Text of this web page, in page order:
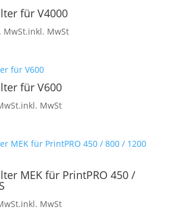
für V4000
MwSt.inkl. MwSt
für V600
inkl. MwSt
MEK für PrintPRO 450 /
inkl. MwSt